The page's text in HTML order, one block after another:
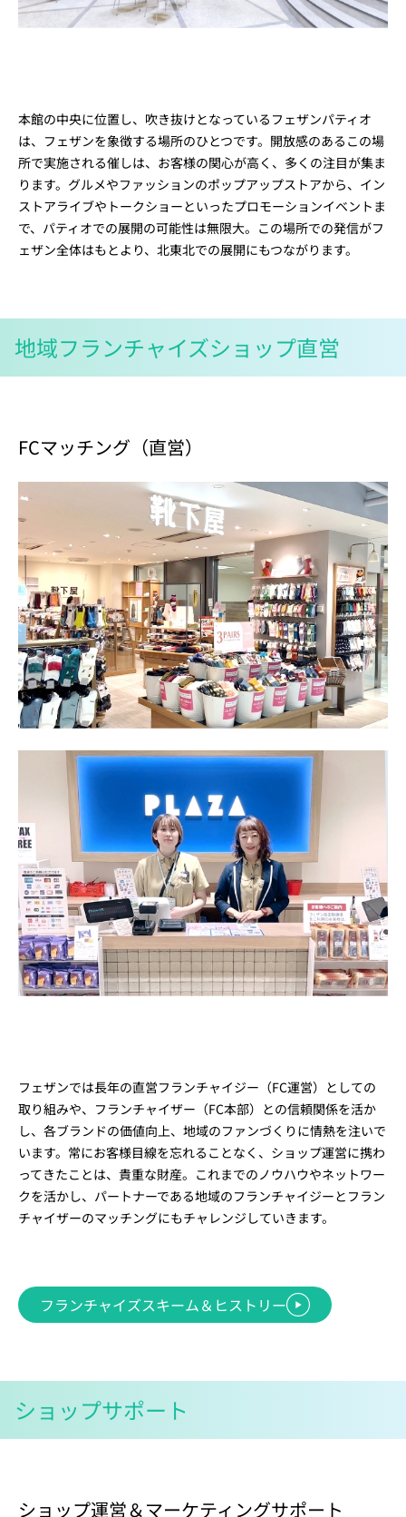
本館の中央に位置し、吹き抜けとなっているフェザンパティオ
は、フェザンを象徴する場所のひとつです。開放感のあるこの場
所で実施される催しは、お客様の関心が高く、多くの注目が集ま
ります。グルメやファッションのポップアップストアから、イン
ストアライブやトークショーといったプロモーションイベントま
で、パティオでの展開の可能性は無限大。この場所での発信がフ
ェザン全体はもとより、北東北での展開にもつながります。
地域フランチャイズショップ直営
FCマッチング（直営）
フェザンでは長年の直営フランチャイジー（FC運営）としての
取り組みや、フランチャイザー（FC本部）との信頼関係を活か
し、各ブランドの価値向上、地域のファンづくりに情熱を注いで
います。常にお客様目線を忘れることなく、ショップ運営に携わ
ってきたことは、貴重な財産。これまでのノウハウやネットワー
クを活かし、パートナーである地域のフランチャイジーとフラン
チャイザーのマッチングにもチャレンジしていきます。
フランチャイズスキーム＆ヒストリー
ショップサポート
ショップ運営＆マーケティングサポート